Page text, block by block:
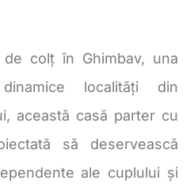
colț în Ghimbav, una
localități din
această casă parter cu
să deservească
ale cuplului și